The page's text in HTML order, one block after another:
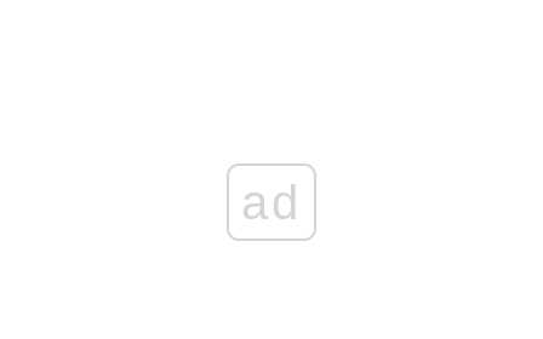
ad